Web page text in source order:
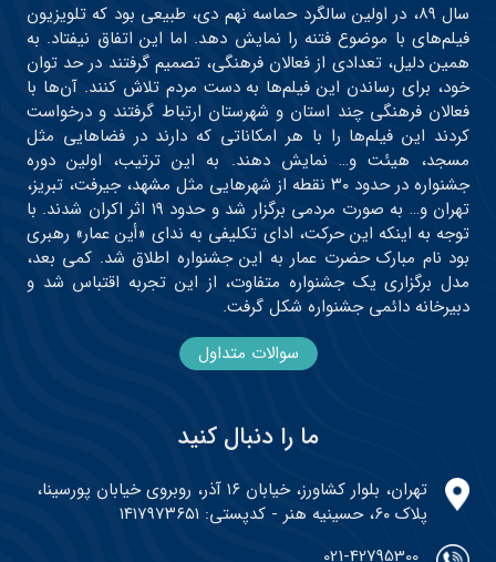
سال ۸۹، در اولین سالگرد حماسه نهم دی، طبیعی بود که تلویزیون
فیلم‌های با موضوع فتنه را نمایش دهد. اما این اتفاق نیفتاد. به
همین دلیل، تعدادی از فعالان فرهنگی، تصمیم گرفتند در حد توان
خود، برای رساندن این فیلم‌ها به دست مردم تلاش کنند. آن‌ها با
فعالان فرهنگی چند استان و شهرستان ارتباط گرفتند و درخواست
کردند این فیلم‌ها را با هر امکاناتی که دارند در فضاهایی مثل
مسجد، هیئت و… نمایش دهند. به این ترتیب، اولین دوره
جشنواره در حدود ۳۰ نقطه از شهرهایی مثل مشهد، جیرفت، تبریز،
تهران و… به صورت مردمی برگزار شد و حدود ۱۹ اثر اکران شدند. با
توجه به اینکه این حرکت، ادای تکلیفی به ندای «أین عمار» رهبری
بود نام مبارک حضرت عمار به این جشنواره اطلاق شد. کمی بعد،
مدل برگزاری یک جشنواره متفاوت، از این تجربه اقتباس شد و
دبیرخانه دائمی جشنواره شکل گرفت.
سوالات متداول
ما را دنبال کنید
تهران، بلوار کشاورز، خیابان ۱۶ آذر، روبروی خیابان پورسینا،
پلاک ۶۰، حسینیه هنر - کدپستی: ۱۴۱۷۹۷۳۶۵۱